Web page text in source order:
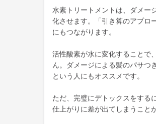
水素トリートメントは、ダメー
化させます。「引き算のアプロ
にもつながります。
活性酸素が水に変化することで
ん。ダメージによる髪のパサつ
という人にもオススメです。
ただ、完璧にデトックスをする
仕上がりに差が出てしまうこと